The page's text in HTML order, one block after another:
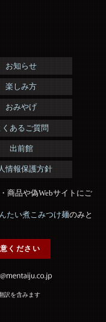
お知らせ
楽しみ方
おみやげ
くあるご質問
出前館
情報保護方針
商品や偽Webサイトにご
たい煮こみつけ麺のみと
ください
訳を含みます